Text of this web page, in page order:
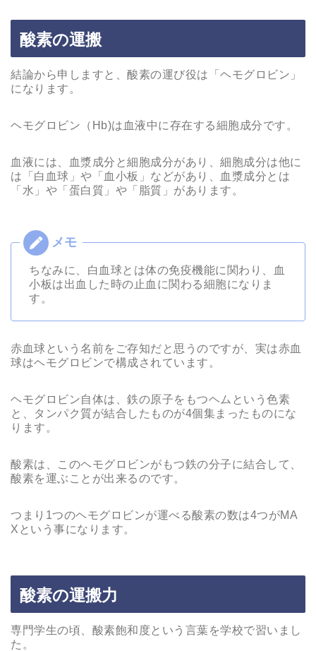
酸素の運搬
結論から申しますと、酸素の運び役は「ヘモグロビン」
になります。
ヘモグロビン（Hb)は血液中に存在する細胞成分です。
血液には、血漿成分と細胞成分があり、細胞成分は他に
は「白血球」や「血小板」などがあり、血漿成分とは
「水」や「蛋白質」や「脂質」があります。
ちなみに、白血球とは体の免疫機能に関わり、血
小板は出血した時の止血に関わる細胞になりま
す。
赤血球という名前をご存知だと思うのですが、実は赤血
球はヘモグロビンで構成されています。
ヘモグロビン自体は、鉄の原子をもつヘムという色素
と、タンパク質が結合したものが4個集まったものにな
ります。
酸素は、このヘモグロビンがもつ鉄の分子に結合して、
酸素を運ぶことが出来るのです。
つまり1つのヘモグロビンが運べる酸素の数は4つがMA
Xという事になります。
酸素の運搬力
専門学生の頃、酸素飽和度という言葉を学校で習いまし
た。